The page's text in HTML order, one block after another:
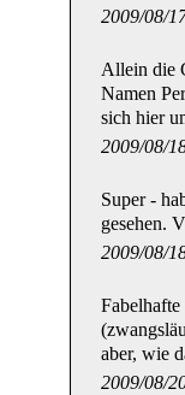
2009/08/
Allein die
Namen
sich hier
2009/08/
Super -
gesehen.
2009/08/
aber, wie
2009/08/